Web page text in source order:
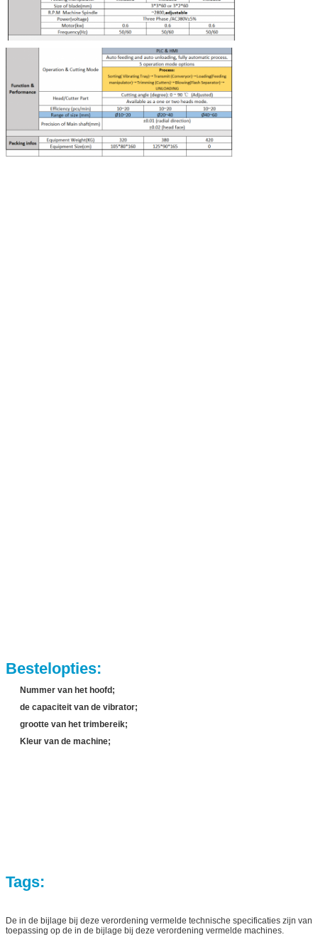
Bestelopties:
Nummer van het hoofd;
de capaciteit van de vibrator;
grootte van het trimbereik;
Kleur van de machine;
Tags:
De in de bijlage bij deze verordening vermelde technische specificaties zijn van
toepassing op de in de bijlage bij deze verordening vermelde machines.